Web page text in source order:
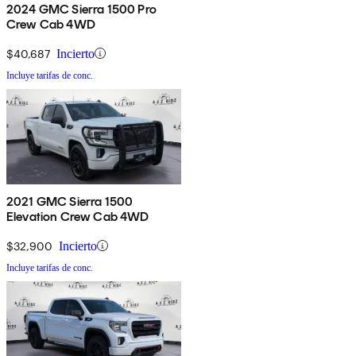
2024 GMC Sierra 1500 Pro
Crew Cab 4WD
$40,687 Incierto
Incluye tarifas de conc.
2021 GMC Sierra 1500
Elevation Crew Cab 4WD
$32,900 Incierto
Incluye tarifas de conc.